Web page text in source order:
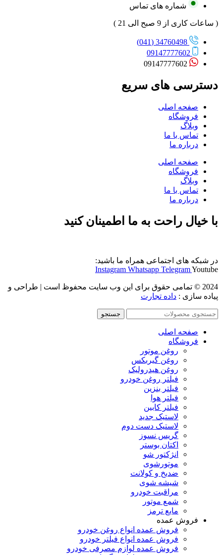
شماره های تماس
( ساعات کاری از 9 صبح الی 21 )
34760498 (041)
09147777602
09147777602
دسترسی های سریع
صفحه اصلی
فروشگاه
وبلاگ
تماس با ما
درباره ما
صفحه اصلی
فروشگاه
وبلاگ
تماس با ما
درباره ما
با خیال راحت به ما اطمینان کنید
در شبکه های اجتماعی همراه ما باشید:
Instagram Whatsapp TelegramYoutube
2024 © تمامی حقوق برای این وب سایت محفوظ است | طراحی و
پیاده سازی : داده تجارت
جستجو
صفحه اصلی
فروشگاه
روغن موتور
روغن گیربکس
روغن هیدرولیک
فیلتر روغن خودرو
فیلتر بنزین
فیلتر هوا
فیلتر کابین
لاستیک جدید
لاستیک دست دوم
گریس نسوز
اکتان بوستر
انژکتور شو
موتورشوی
ضدیخ و کولانت
شیشه شوی
مراقبت خودرو
شمع موتور
مایع ترمز
فروش عمده
فروش عمده انواع روغن خودرو
فروش عمده انواع فیلتر خودرو
فروش عمده لوازم مصرفی خودرو